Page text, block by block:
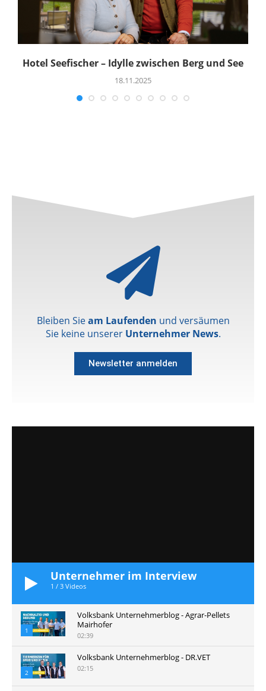
Hotel Seefischer – Idylle zwischen Berg und See
18.11.2025
Bleiben Sieam Laufenden und versäumen
Sie keine unserer Unternehmer News.
Newsletter anmelden
Unternehmer im Interview
1 / 3 Videos
1
Volksbank Unternehmerblog - Agrar-Pellets
Mairhofer
02:39
2
Volksbank Unternehmerblog - DR.VET
02:15